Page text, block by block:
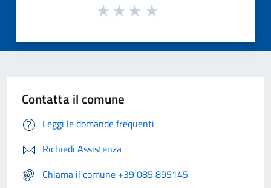
Contatta il comune
Leggi le domande frequenti
Richiedi Assistenza
Chiama il comune +39 085 895145